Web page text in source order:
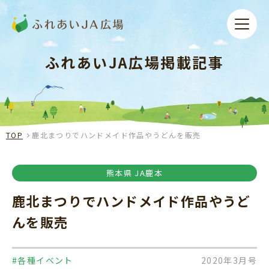
ふれあいJA広場掲載記事
TOP 鹿北まつりでハンドメイド作品やうどんを販売
熊本県 JA鹿本
鹿北まつりでハンドメイド作品やうど
んを販売
#各種イベント 2020年3月号